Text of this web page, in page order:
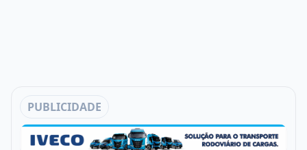
PUBLICIDADE